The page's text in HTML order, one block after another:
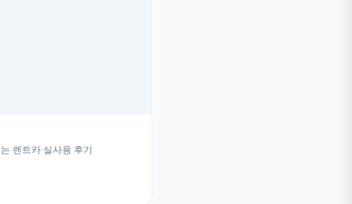
렌트카 실사용 후기